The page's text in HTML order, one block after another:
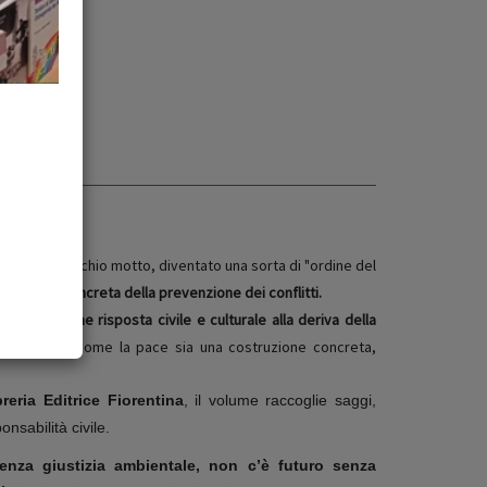
il vecchio motto, diventato una sorta di "ordine del
nuova e concreta della prevenzione dei conflitti.
nasce come risposta civile e culturale alla deriva della
dimostra come la pace sia una costruzione concreta,
Editrice Fiorentina, il volume raccoglie saggi,
civile.
giustizia ambientale, non c’è futuro senza